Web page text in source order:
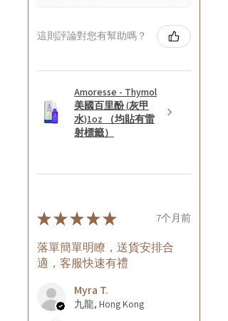
這則評論對您有幫助嗎？
Amoresse - Thymol
美國百里酚 (灰甲
水)1oz （均貼有雷
射標籤）
★★★★★ 7个月前
落單簡單明瞭，送貨安排合
適，客服快速有禮
Myra T.
九龍, Hong Kong